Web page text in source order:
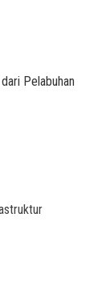
Pelabuhan